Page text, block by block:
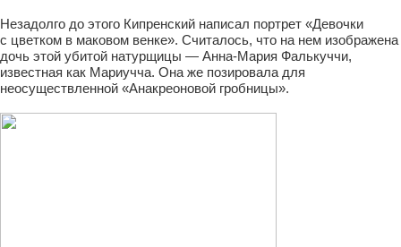
Незадолго до этого Кипренский написал портрет «Девочки
с цветком в маковом венке». Считалось, что на нем изображена
дочь этой убитой натурщицы — Анна-Мария Фалькуччи,
известная как Мариучча. Она же позировала для
неосуществленной «Анакреоновой гробницы».